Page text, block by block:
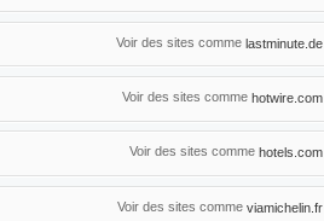
Voir des sites comme lastminute.de
Voir des sites comme hotwire.com
Voir des sites comme hotels.com
Voir des sites comme viamichelin.fr